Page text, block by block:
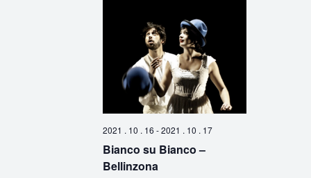
2021 . 10 . 16 -2021 . 10 . 17
Bianco su Bianco –
Bellinzona